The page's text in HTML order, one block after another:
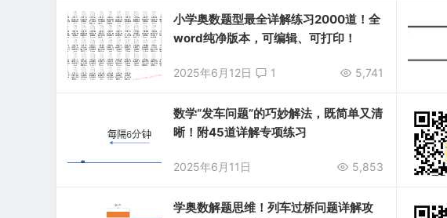
小学奥数题型最全详解练习2000道！全
word纯净版本，可编辑、可打印！
2025年6月12日 5,741
1
数学“发车问题”的巧妙解法，既简单又清
晰！附45道详解专项练习
2025年6月11日 5,853
学奥数解题思维！列车过桥问题详解攻